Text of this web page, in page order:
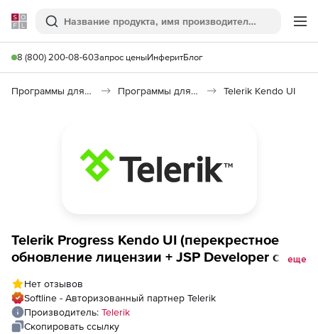
Softline
Поиск
8 (800) 200-08-60Запрос ценыИнферитБлог
Программы для программирования Программы для разработки ПО Telerik Kendo UI
Telerik Progress Kendo UI (перекрестное
обновление лицензии + JSP Developer с
Developer License - Priority Support to
Progress DevCraft Complete Welcome back
upgrade
еще
Нет отзывов
Softline - Авторизованный партнер Telerik
Производитель: Telerik
Скопировать ссылку